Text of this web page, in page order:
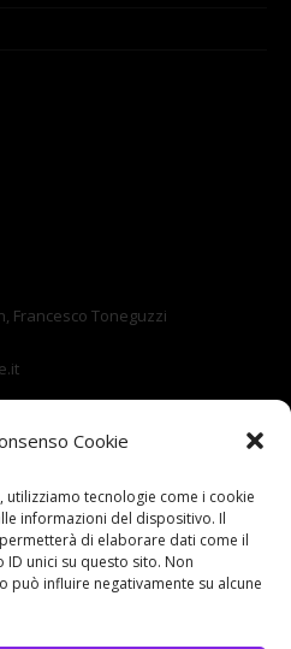
Cookie
tecnologie come i cookie
informazioni del dispositivo. Il
di elaborare dati come il
unici su questo sito. Non
può influire negativamente su alcune
Francesco Toneguzzi